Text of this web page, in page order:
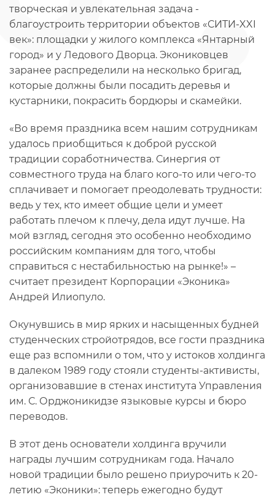
творческая и увлекательная задача -
благоустроить территории объектов «СИТИ-XXI
век»: площадки у жилого комплекса «Янтарный
город» и у Ледового Дворца. Экониковцев
заранее распределили на несколько бригад,
которые должны были посадить деревья и
кустарники, покрасить бордюры и скамейки.
«Во время праздника всем нашим сотрудникам
удалось приобщиться к доброй русской
традиции соработничества. Синергия от
совместного труда на благо кого-то или чего-то
сплачивает и помогает преодолевать трудности:
ведь у тех, кто имеет общие цели и умеет
работать плечом к плечу, дела идут лучше. На
мой взгляд, сегодня это особенно необходимо
российским компаниям для того, чтобы
справиться с нестабильностью на рынке!» –
считает президент Корпорации «Эконика»
Андрей Илиопуло.
Окунувшись в мир ярких и насыщенных будней
студенческих стройотрядов, все гости праздника
еще раз вспомнили о том, что у истоков холдинга
в далеком 1989 году стояли студенты-активисты,
организовавшие в стенах института Управления
им. С. Орджоникидзе языковые курсы и бюро
переводов.
В этот день основатели холдинга вручили
награды лучшим сотрудникам года. Начало
новой традиции было решено приурочить к 20-
летию «Эконики»: теперь ежегодно будут